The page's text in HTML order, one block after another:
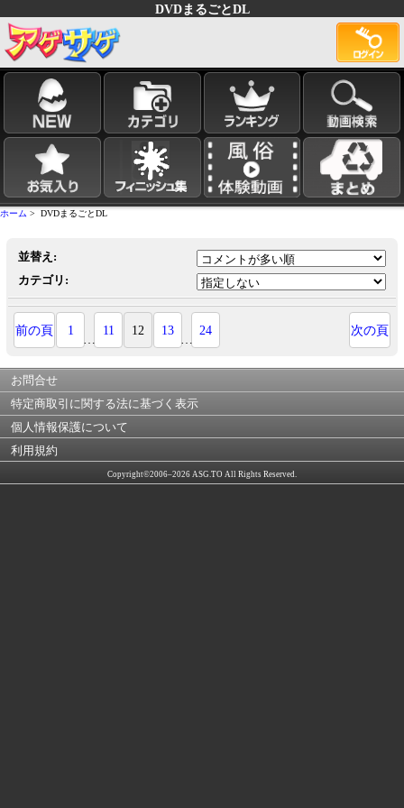
DVDまるごとDL
ホーム > DVDまるごとDL
並替え:
カテゴリ:
前の頁 1
…
11 12 13
…
24 次の頁
お問合せ
特定商取引に関する法に基づく表示
個人情報保護について
利用規約
Copyright©2006–2026 ASG.TO All Rights Reserved.